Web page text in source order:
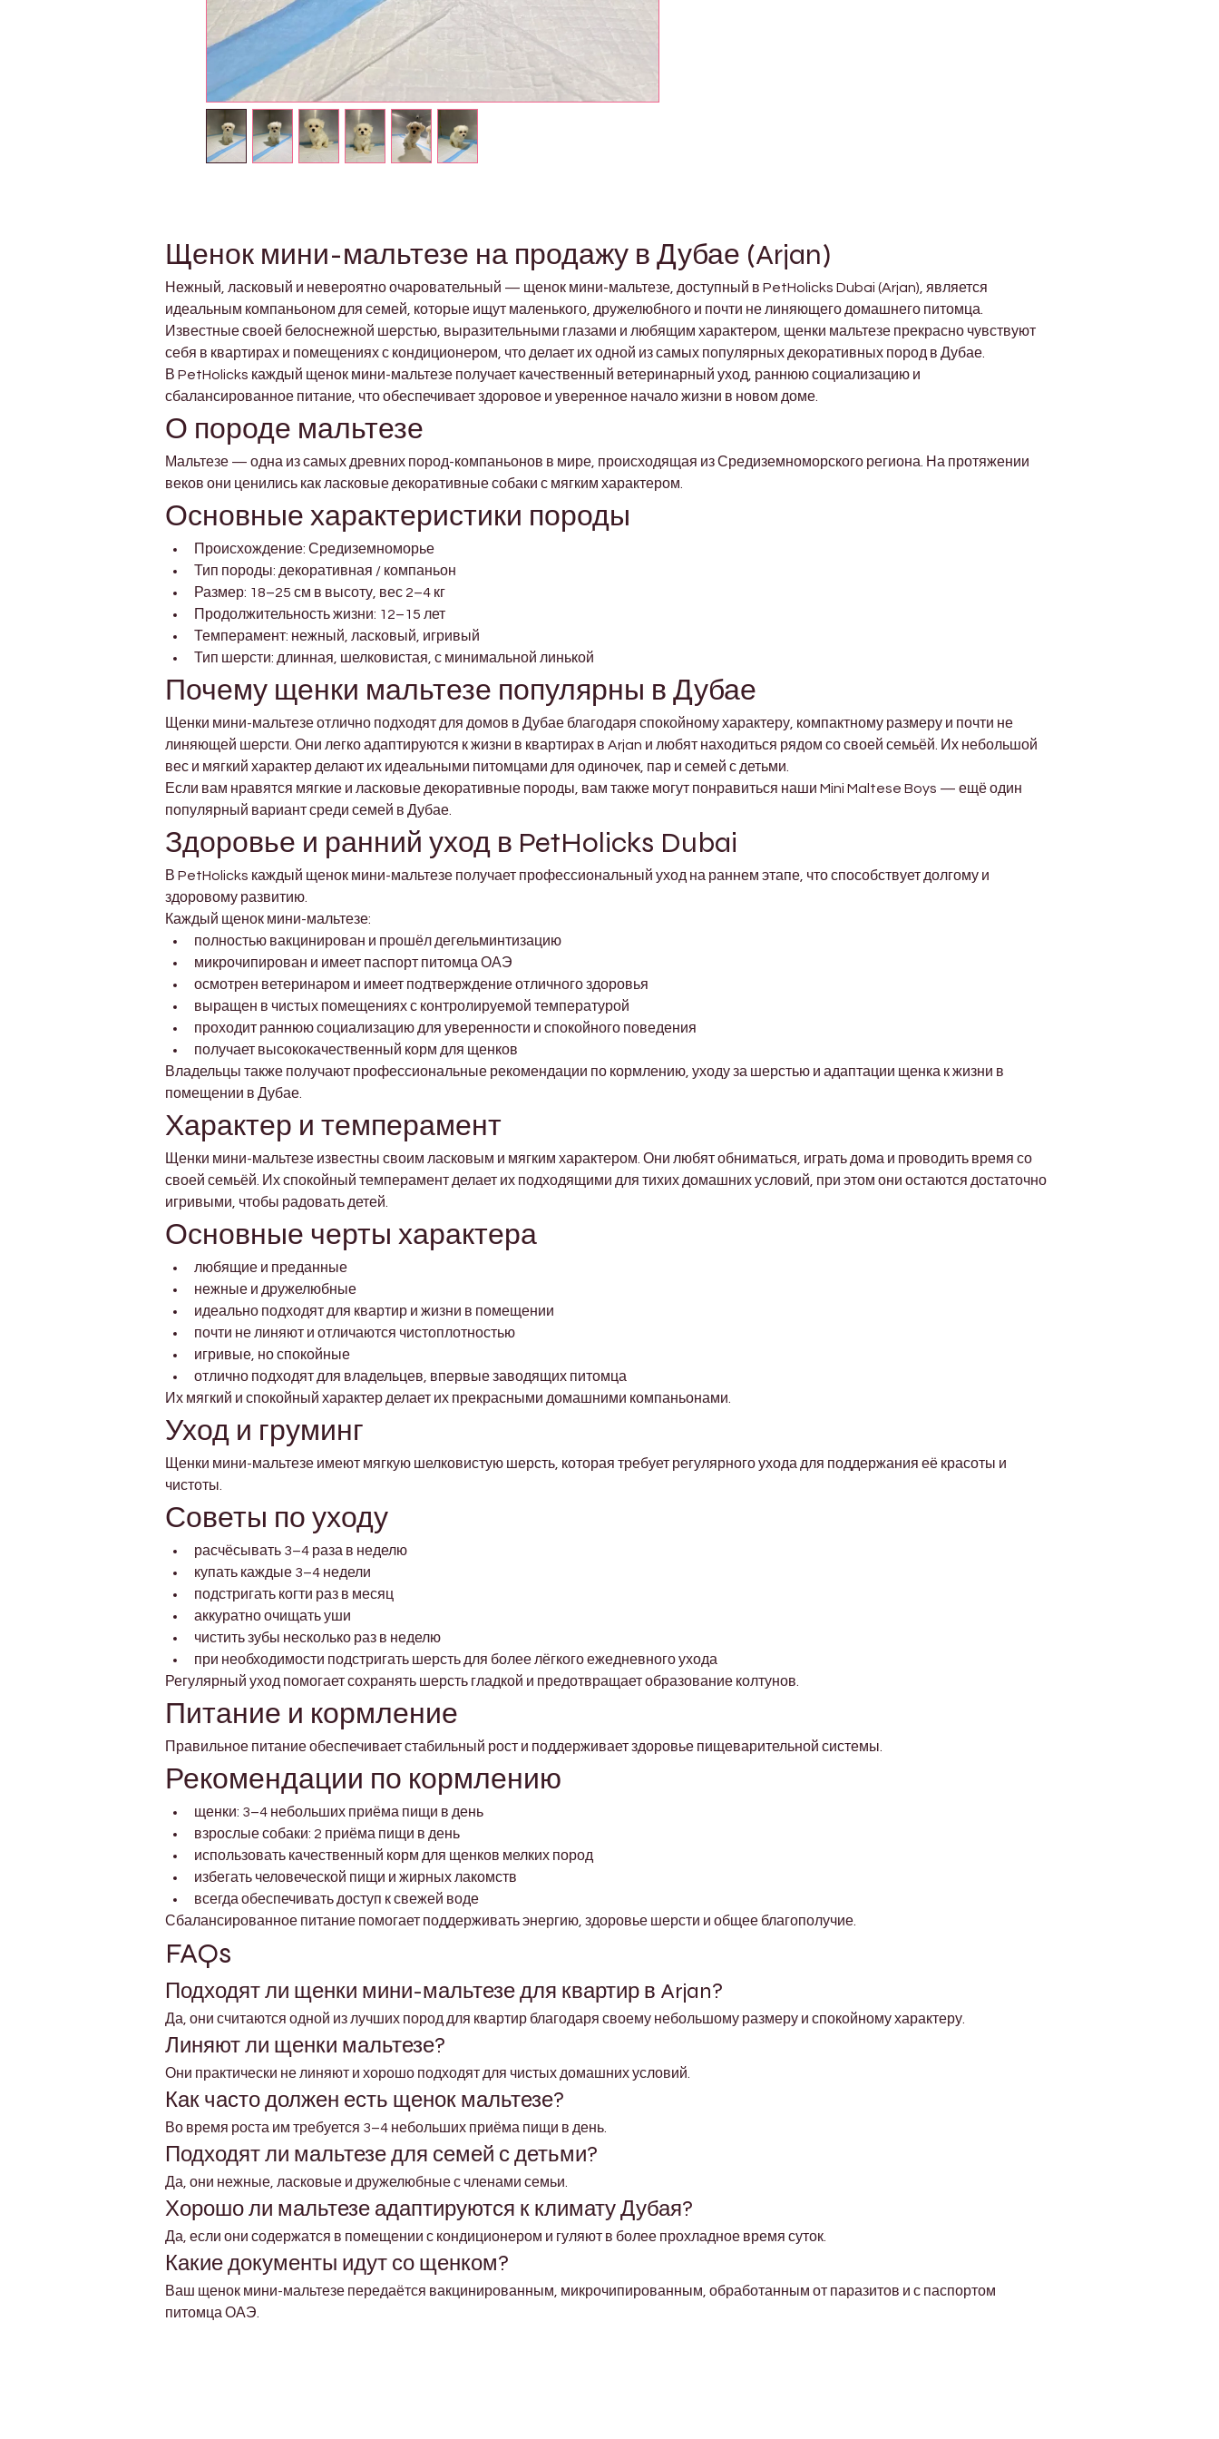
Щенок мини-мальтезе на продажу в Дубае (Arjan)
Нежный, ласковый и невероятно очаровательный — щенок мини-мальтезе, доступный в PetHolicks Dubai (Arjan), является
идеальным компаньоном для семей, которые ищут маленького, дружелюбного и почти не линяющего домашнего питомца.
Известные своей белоснежной шерстью, выразительными глазами и любящим характером, щенки мальтезе прекрасно чувствуют
себя в квартирах и помещениях с кондиционером, что делает их одной из самых популярных декоративных пород в Дубае.
В PetHolicks каждый щенок мини-мальтезе получает качественный ветеринарный уход, раннюю социализацию и
сбалансированное питание, что обеспечивает здоровое и уверенное начало жизни в новом доме.
О породе мальтезе
Мальтезе — одна из самых древних пород-компаньонов в мире, происходящая из Средиземноморского региона. На протяжении
веков они ценились как ласковые декоративные собаки с мягким характером.
Основные характеристики породы
Происхождение: Средиземноморье
Тип породы: декоративная / компаньон
Размер: 18–25 см в высоту, вес 2–4 кг
Продолжительность жизни: 12–15 лет
Темперамент: нежный, ласковый, игривый
Тип шерсти: длинная, шелковистая, с минимальной линькой
Почему щенки мальтезе популярны в Дубае
Щенки мини-мальтезе отлично подходят для домов в Дубае благодаря спокойному характеру, компактному размеру и почти не
линяющей шерсти. Они легко адаптируются к жизни в квартирах в Arjan и любят находиться рядом со своей семьёй. Их небольшой
вес и мягкий характер делают их идеальными питомцами для одиночек, пар и семей с детьми.
Если вам нравятся мягкие и ласковые декоративные породы, вам также могут понравиться наши Mini Maltese Boys — ещё один
популярный вариант среди семей в Дубае.
Здоровье и ранний уход в PetHolicks Dubai
В PetHolicks каждый щенок мини-мальтезе получает профессиональный уход на раннем этапе, что способствует долгому и
здоровому развитию.
Каждый щенок мини-мальтезе:
полностью вакцинирован и прошёл дегельминтизацию
микрочипирован и имеет паспорт питомца ОАЭ
осмотрен ветеринаром и имеет подтверждение отличного здоровья
выращен в чистых помещениях с контролируемой температурой
проходит раннюю социализацию для уверенности и спокойного поведения
получает высококачественный корм для щенков
Владельцы также получают профессиональные рекомендации по кормлению, уходу за шерстью и адаптации щенка к жизни в
помещении в Дубае.
Характер и темперамент
Щенки мини-мальтезе известны своим ласковым и мягким характером. Они любят обниматься, играть дома и проводить время со
своей семьёй. Их спокойный темперамент делает их подходящими для тихих домашних условий, при этом они остаются достаточно
игривыми, чтобы радовать детей.
Основные черты характера
любящие и преданные
нежные и дружелюбные
идеально подходят для квартир и жизни в помещении
почти не линяют и отличаются чистоплотностью
игривые, но спокойные
отлично подходят для владельцев, впервые заводящих питомца
Их мягкий и спокойный характер делает их прекрасными домашними компаньонами.
Уход и груминг
Щенки мини-мальтезе имеют мягкую шелковистую шерсть, которая требует регулярного ухода для поддержания её красоты и
чистоты.
Советы по уходу
расчёсывать 3–4 раза в неделю
купать каждые 3–4 недели
подстригать когти раз в месяц
аккуратно очищать уши
чистить зубы несколько раз в неделю
при необходимости подстригать шерсть для более лёгкого ежедневного ухода
Регулярный уход помогает сохранять шерсть гладкой и предотвращает образование колтунов.
Питание и кормление
Правильное питание обеспечивает стабильный рост и поддерживает здоровье пищеварительной системы.
Рекомендации по кормлению
щенки: 3–4 небольших приёма пищи в день
взрослые собаки: 2 приёма пищи в день
использовать качественный корм для щенков мелких пород
избегать человеческой пищи и жирных лакомств
всегда обеспечивать доступ к свежей воде
Сбалансированное питание помогает поддерживать энергию, здоровье шерсти и общее благополучие.
FAQs
Подходят ли щенки мини-мальтезе для квартир в Arjan?
Да, они считаются одной из лучших пород для квартир благодаря своему небольшому размеру и спокойному характеру.
Линяют ли щенки мальтезе?
Они практически не линяют и хорошо подходят для чистых домашних условий.
Как часто должен есть щенок мальтезе?
Во время роста им требуется 3–4 небольших приёма пищи в день.
Подходят ли мальтезе для семей с детьми?
Да, они нежные, ласковые и дружелюбные с членами семьи.
Хорошо ли мальтезе адаптируются к климату Дубая?
Да, если они содержатся в помещении с кондиционером и гуляют в более прохладное время суток.
Какие документы идут со щенком?
Ваш щенок мини-мальтезе передаётся вакцинированным, микрочипированным, обработанным от паразитов и с паспортом
питомца ОАЭ.